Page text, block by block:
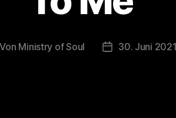
Von Ministry of Soul 30. Juni 2021